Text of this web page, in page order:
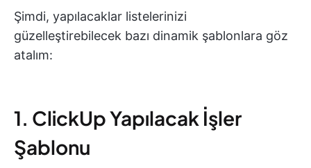
Şimdi, yapılacaklar listelerinizi
güzelleştirebilecek bazı dinamik şablonlara göz
atalım:
1. ClickUp Yapılacak İşler
Şablonu